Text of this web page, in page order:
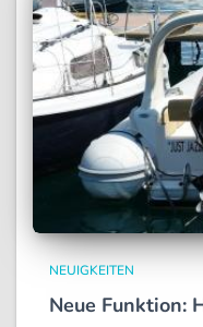
NEUIGKEITEN
Neue Funktion: